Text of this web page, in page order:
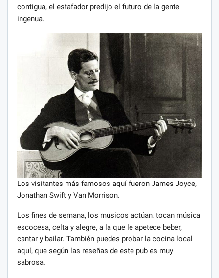
contigua, el estafador predijo el futuro de la gente
ingenua.
Los visitantes más famosos aquí fueron James Joyce,
Jonathan Swift y Van Morrison.
Los fines de semana, los músicos actúan, tocan música
escocesa, celta y alegre, a la que le apetece beber,
cantar y bailar. También puedes probar la cocina local
aquí, que según las reseñas de este pub es muy
sabrosa.